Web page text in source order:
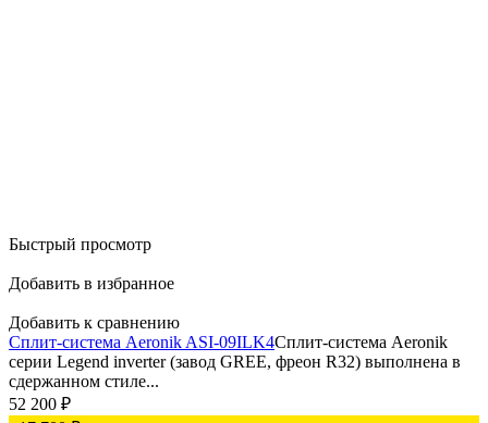
Быстрый просмотр
Добавить в избранное
Добавить к сравнению
Сплит-система Aeronik ASI-09ILK4Сплит-система Aeronik
серии Legend inverter (завод GREE, фреон R32) выполнена в
сдержанном стиле...
52 200 ₽